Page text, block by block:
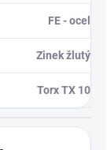
FE - ocel
Zinek žlutý
Torx TX 10